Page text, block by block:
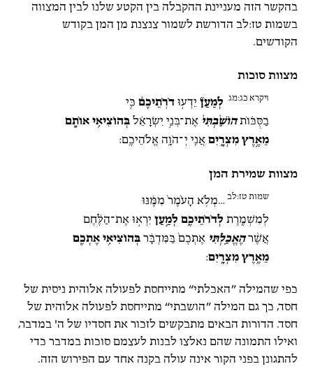
בהקשר הזה מעניינת ההקבלה בין הקטע שלנו לבין המצווה
בשמות טז:לב הדורשת לשמור צנצנת מן המן בקודש
הקודשים.
מצוות סוכות
ויקרא כג:מג לְמַעַן֘ יֵדְע֣וּ דֹרֹֽתֵיכֶם֒ כִּ֣י
בַסֻּכּ֗וֹתהוֹשַׁ֙בְתִּי֙ אֶת־בְּנֵ֣י יִשְׂרָאֵ֔ל בְּהוֹצִיאִ֥י אוֹתָ֖ם
מֵאֶ֣רֶץ מִצְרָ֑יִםאֲנִ֖י יְ־הֹוָ֥ה אֱלֹהֵיכֶֽם:
מצוות שמירת המן
שמות טז:לב …מְלֹ֤א הָעֹ֙מֶר֙ מִמֶּ֔נּוּ
לְמִשְׁמֶ֖רֶת לְדֹרֹתֵיכֶ֑ם לְמַ֣עַןיִרְא֣וּ אֶת־הַלֶּ֗חֶם
אֲשֶׁ֨רהֶאֱכַ֤לְתִּי אֶתְכֶם֙ בַּמִּדְבָּ֔ר בְּהוֹצִיאִ֥י אֶתְכֶ֖ם
מֵאֶ֥רֶץ מִצְרָֽיִם:
כפי שהמילה ”האכלתי“ מתייחסת לפעולה אלוהית ניסית של
חסד, כך גם המילה ”הושבתי“ מתייחסת לפעולה אלוהית של
חסד. הדורות הבאים מתבקשים לזכור את חסדיו של ה' במדבר,
ואילו התמונה שהם נאלצו לבנות לעצמם סוכות במדבר כדי
להתגונן בפני הקור אינה עולה בקנה אחד עם הפירוש הזה.